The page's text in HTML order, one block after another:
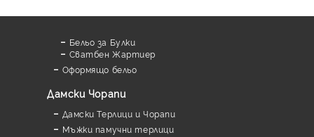
Бельо за Булки
Сватбен Жартиер
Оформящо бельо
Дамски Чорапи
Дамски Терлици и Чорапи
Мъжки памучни терлици